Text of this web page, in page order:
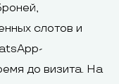
слотов и
до визита. На